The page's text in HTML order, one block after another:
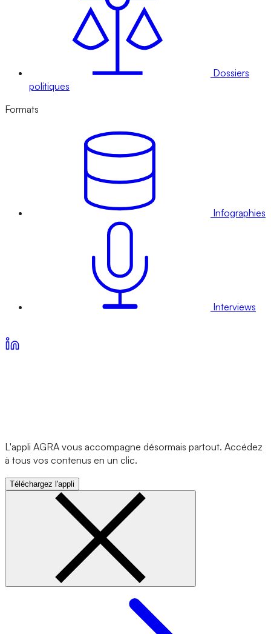
Dossiers
politiques
Formats
Infographies
Interviews
L'appli AGRA vous accompagne désormais partout. Accédez
à tous vos contenus en un clic.
Téléchargez l'appli